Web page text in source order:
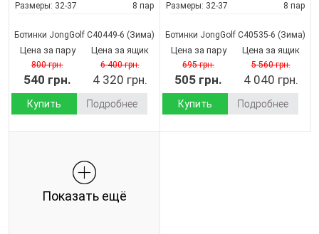
Размеры: 32-37 8 пар
Ботинки JongGolf C40449-6 (Зима)
Цена за пару
800 грн.
540 грн.
Цена за ящик
6 400 грн.
4 320 грн.
Купить Подробнее
Размеры: 32-37 8 пар
Ботинки JongGolf C40535-6 (Зима)
Цена за пару
695 грн.
505 грн.
Цена за ящик
5 560 грн.
4 040 грн.
Купить Подробнее
Показать ещё